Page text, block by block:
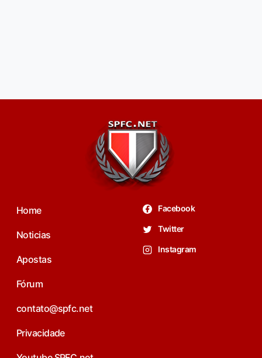
Home
Noticias
Apostas
Fórum
contato@spfc.net
Privacidade
Facebook
Twitter
Instagram